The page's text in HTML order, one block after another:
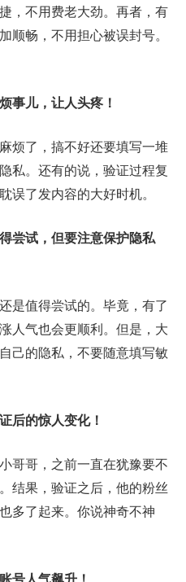
，不用费老大劲。再者，有
顺畅，不用担心被误封号。
事儿，让人头疼！
烦了，搞不好还要填写一堆
私。还有的说，验证过程复
误了发内容的大好时机。
尝试，但要注意保护隐私
是值得尝试的。毕竟，有了
人气也会更顺利。但是，大
己的隐私，不要随意填写敏
后的惊人变化！
哥哥，之前一直在犹豫要不
结果，验证之后，他的粉丝
多了起来。你说神奇不神
号人气飙升！